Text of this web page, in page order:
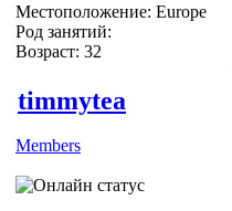
Местоположение: Europe
Род занятий:
Возраст: 32
timmytea
Members